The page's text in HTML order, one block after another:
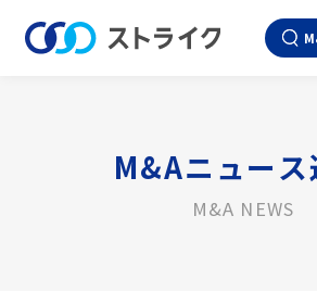
M&Aニュース
M&A NEWS